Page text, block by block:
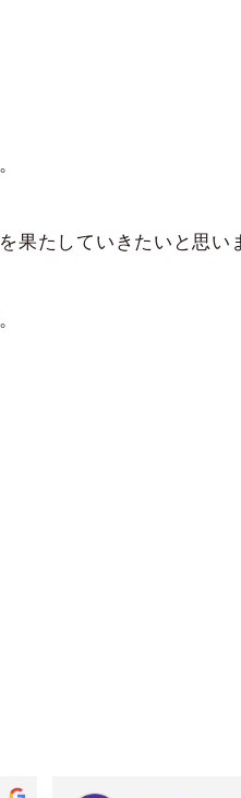
果たしていきたいと思い